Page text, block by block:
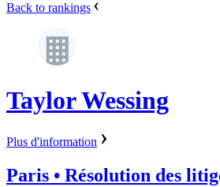
Back to rankings
Taylor Wessing
Plus d'information
Paris • Résolution des